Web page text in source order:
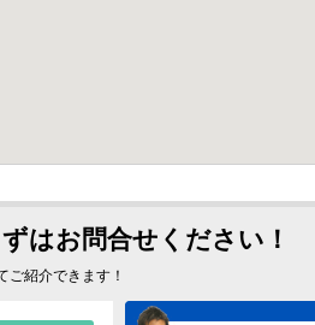
はお問合せください！
ご紹介できます！